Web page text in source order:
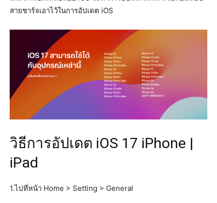
สายชาร์จเอาไว้ในการอัปเดต iOS
วิธีการอัปเดต iOS 17 iPhone |
iPad
1.ไปที่หน้า Home > Setting > General